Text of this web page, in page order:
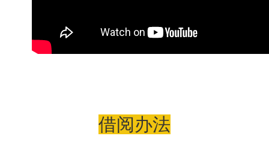
借阅办法